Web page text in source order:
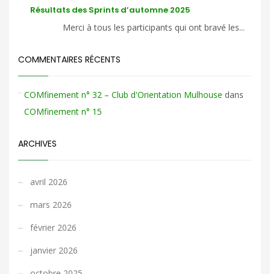
Résultats des Sprints d’automne 2025
Merci à tous les participants qui ont bravé les...
COMMENTAIRES RÉCENTS
COMfinement n° 32 – Club d'Orientation Mulhouse dans
COMfinement n° 15
ARCHIVES
avril 2026
mars 2026
février 2026
janvier 2026